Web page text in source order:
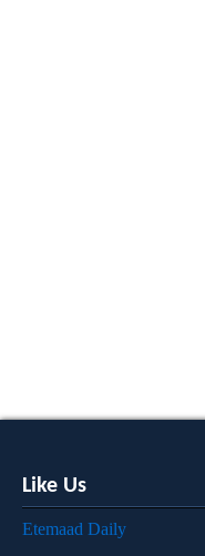
Like Us
Etemaad Daily